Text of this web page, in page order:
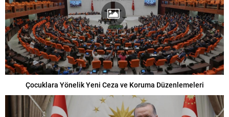
Çocuklara Yönelik Yeni Ceza ve Koruma Düzenlemeleri